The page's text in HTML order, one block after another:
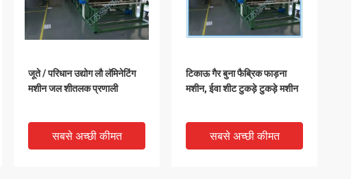
जूते / परिधान उद्योग लौ लॅमिनेटिंग
मशीन जल शीतलक प्रणाली
सबसे अच्छी कीमत
टिकाऊ गैर बुना फैब्रिक फाड़ना
मशीन, ईवा शीट टुकड़े टुकड़े मशीन
सबसे अच्छी कीमत